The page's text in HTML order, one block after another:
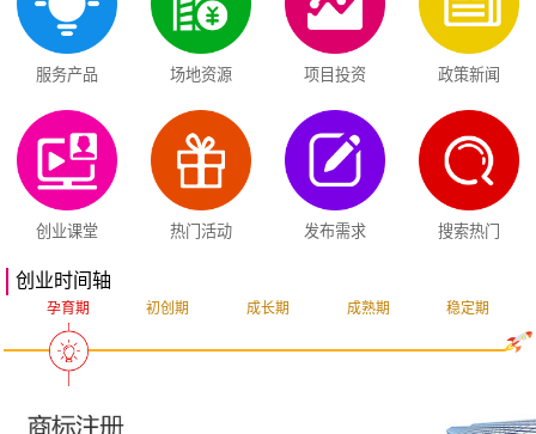
服务产品 场地资源 项目投资 政策新闻
创业课堂 热门活动 发布需求 搜索热门
创业时间轴
孕育期 初创期 成长期 成熟期 稳定期